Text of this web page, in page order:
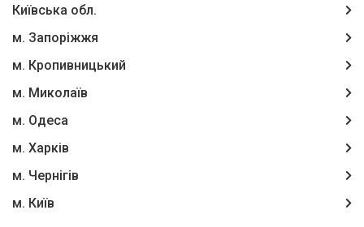
Київська обл.
м. Запоріжжя
м. Кропивницький
м. Миколаїв
м. Одеса
м. Харків
м. Чернігів
м. Київ